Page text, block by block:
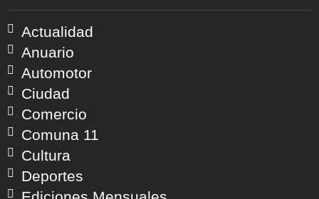
Actualidad
Anuario
Automotor
Ciudad
Comercio
Comuna 11
Cultura
Deportes